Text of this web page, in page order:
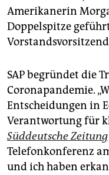
Amerikanerin
Doppelspitze
SAP begründet die
Coronapandemie.
Entscheidungen in
Verantwortung für
Süddeutsche Zeitung
Telefonkonferenz
und ich haben